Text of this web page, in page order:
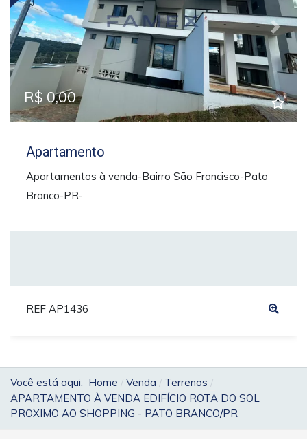
Previous Next
R$ 0,00
Apartamento
Apartamentos à venda-Bairro São Francisco-Pato
Branco-PR-
REF AP1436
Você está aqui: Home Venda
Terrenos
APARTAMENTO À VENDA EDIFÍCIO ROTA DO SOL
PROXIMO AO SHOPPING - PATO BRANCO/PR